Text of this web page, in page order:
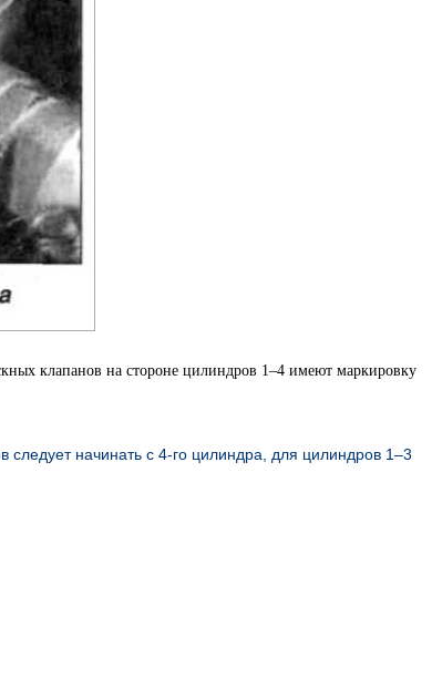
клапанов на стороне цилиндров 1–4 имеют маркировку
начинать с 4-го цилиндра, для цилиндров 1–3